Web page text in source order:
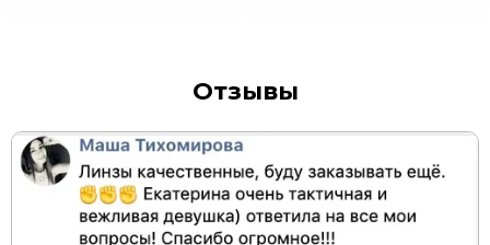
Отзывы